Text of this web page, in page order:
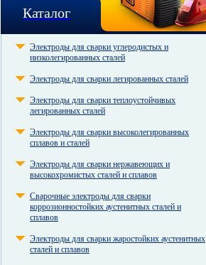
Каталог
Электроды для сварки углеродистых и
низколегированных сталей
Электроды для сварки легированных сталей
Электроды для сварки теплоустойчивых
легированных сталей
Электроды для сварки высоколегированных
сплавов и сталей
Электроды для сварки нержавеющих и
высокохромистых сталей и сплавов
Сварочные электроды для сварки
коррозионностойких аустенитных сталей и
сплавов
Электроды для сварки жаростойких аустенитных
сталей и сплавов